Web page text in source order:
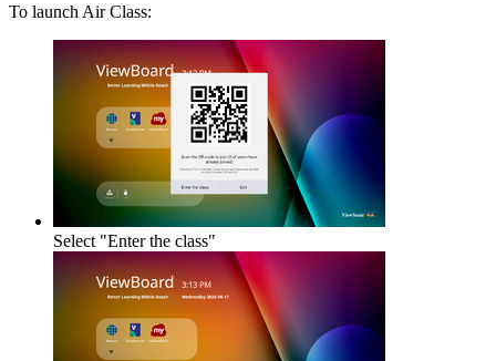
To launch Air Class:
Select "Enter the class"